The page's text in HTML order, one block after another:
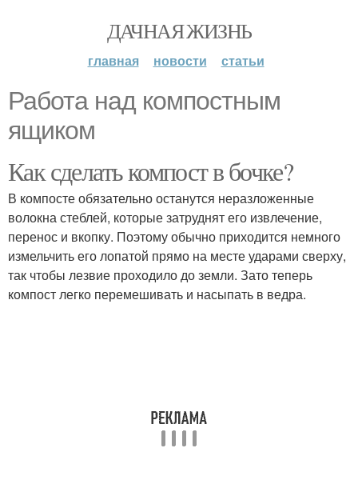
ДАЧНАЯ ЖИЗНЬ
главная новости статьи
Работа над компостным
ящиком
Как сделать компост в бочке?
В компосте обязательно останутся неразложенные
волокна стеблей, которые затруднят его извлечение,
перенос и вкопку. Поэтому обычно приходится немного
измельчить его лопатой прямо на месте ударами сверху,
так чтобы лезвие проходило до земли. Зато теперь
компост легко перемешивать и насыпать в ведра.